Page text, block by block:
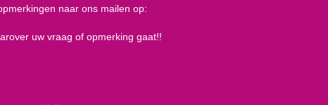
naar ons mailen op:
uw vraag of opmerking gaat!!